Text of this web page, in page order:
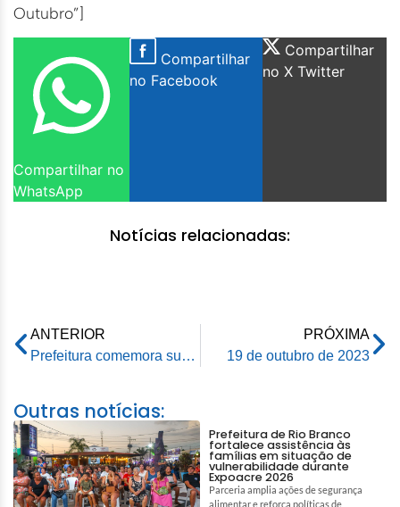
Outubro”]
Compartilhar no
WhatsApp
Compartilhar
no Facebook
Compartilhar
no X Twitter
Notícias relacionadas:
ANTERIOR
Prefeitura comemora sucesso na Formação de Gestores Educacionais realizado pelo Instituto Aquila
PRÓXIMA
19 de outubro de 2023
Outras notícias:
Prefeitura de Rio Branco
fortalece assistência às
famílias em situação de
vulnerabilidade durante
Expoacre 2026
Parceria amplia ações de segurança
alimentar e reforça políticas de